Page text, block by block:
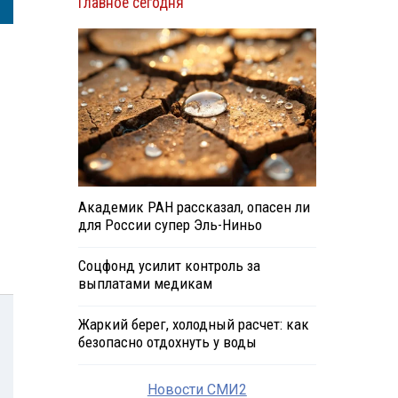
Академик РАН рассказал, опасен ли
для России супер Эль-Ниньо
Соцфонд усилит контроль за
выплатами медикам
Жаркий берег, холодный расчет: как
безопасно отдохнуть у воды
Новости СМИ2